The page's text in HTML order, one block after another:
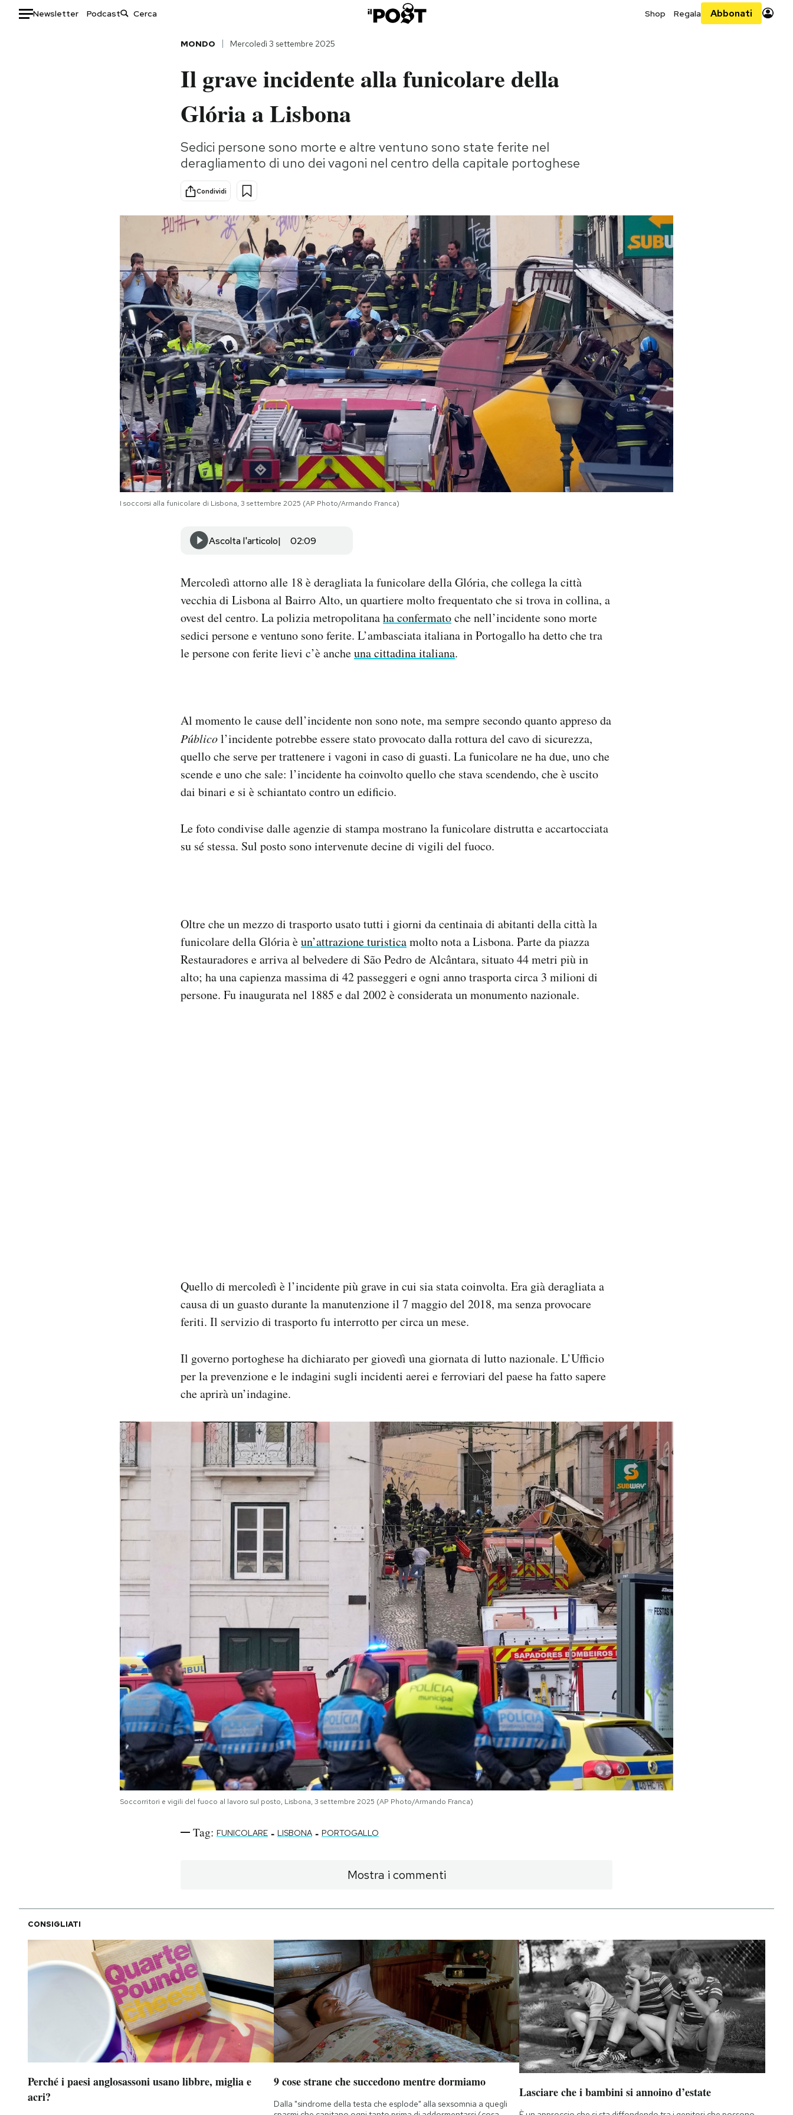
Newsletter Podcast Shop Regala Abbonati
Storie/Idee
Ok Boomer!
Altrecose
Mondiali calcio 2026
AREA PERSONALE
MONDO Mercoledì 3 settembre 2025
Il grave incidente alla funicolare della
Glória a Lisbona
Sedici persone sono morte e altre ventuno sono state ferite nel
deragliamento di uno dei vagoni nel centro della capitale portoghese
Condividi
I soccorsi alla funicolare di Lisbona, 3 settembre 2025 (AP Photo/Armando Franca)
Ascolta l'articolo 02:09
Mercoledì attorno alle 18 è deragliata la funicolare della Glória, che collega la città
vecchia di Lisbona al Bairro Alto, un quartiere molto frequentato che si trova in collina, a
ovest del centro. La polizia metropolitanaha confermatoche nell’incidente sono morte
sedici persone e ventuno sono ferite. L’ambasciata italiana in Portogallo ha detto che tra
le persone con ferite lievi c’è ancheuna cittadina italiana.
Al momento le cause dell’incidente non sono note, ma sempre secondo quanto appreso da
Públicol’incidente potrebbe essere stato provocato dalla rottura del cavo di sicurezza,
quello che serve per trattenere i vagoni in caso di guasti. La funicolare ne ha due, uno che
scende e uno che sale: l’incidente ha coinvolto quello che stava scendendo, che è uscito
dai binari e si è schiantato contro un edificio.
Le foto condivise dalle agenzie di stampa mostrano la funicolare distrutta e accartocciata
su sé stessa. Sul posto sono intervenute decine di vigili del fuoco.
Oltre che un mezzo di trasporto usato tutti i giorni da centinaia di abitanti della città la
funicolare della Glória èun’attrazione turisticamolto nota a Lisbona. Parte da piazza
Restauradores e arriva al belvedere di São Pedro de Alcântara, situato 44 metri più in
alto; ha una capienza massima di 42 passeggeri e ogni anno trasporta circa 3 milioni di
persone. Fu inaugurata nel 1885 e dal 2002 è considerata un monumento nazionale.
Quello di mercoledì è l’incidente più grave in cui sia stata coinvolta. Era già deragliata a
causa di un guasto durante la manutenzione il 7 maggio del 2018, ma senza provocare
feriti. Il servizio di trasporto fu interrotto per circa un mese.
Il governo portoghese ha dichiarato per giovedì una giornata di lutto nazionale. L’Ufficio
per la prevenzione e le indagini sugli incidenti aerei e ferroviari del paese ha fatto sapere
che aprirà un’indagine.
Soccorritori e vigili del fuoco al lavoro sul posto, Lisbona, 3 settembre 2025 (AP Photo/Armando Franca)
Tag: FUNICOLARE - LISBONA - PORTOGALLO
Mostra i commenti
CONSIGLIATI
Perché i paesi anglosassoni usano libbre, miglia e
acri?
9 cose strane che succedono mentre dormiamo
Dalla "sindrome della testa che esplode" alla sexsomnia a quegli
Lasciare che i bambini si annoino d’estate